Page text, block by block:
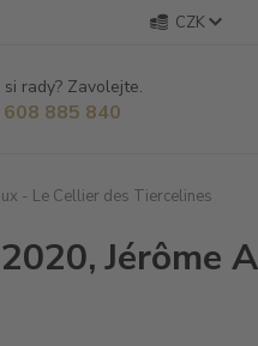
CZK
rady? Zavolejte.
885 840
- Le Cellier des Tiercelines
Jérôme